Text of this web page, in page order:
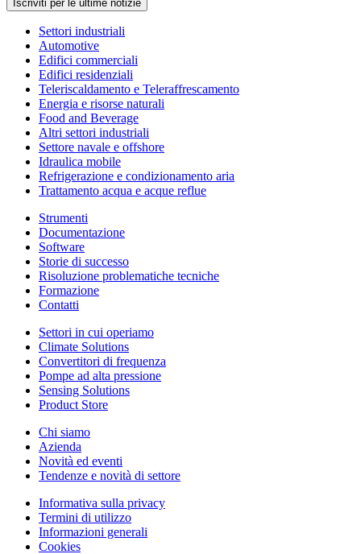
Iscriviti per le ultime notizie
Settori industriali
Automotive
Edifici commerciali
Edifici residenziali
Teleriscaldamento e Teleraffrescamento
Energia e risorse naturali
Food and Beverage
Altri settori industriali
Settore navale e offshore
Idraulica mobile
Refrigerazione e condizionamento aria
Trattamento acqua e acque reflue
Strumenti
Documentazione
Software
Storie di successo
Risoluzione problematiche tecniche
Formazione
Contatti
Settori in cui operiamo
Climate Solutions
Convertitori di frequenza
Pompe ad alta pressione
Sensing Solutions
Product Store
Chi siamo
Azienda
Novità ed eventi
Tendenze e novità di settore
Informativa sulla privacy
Termini di utilizzo
Informazioni generali
Cookies